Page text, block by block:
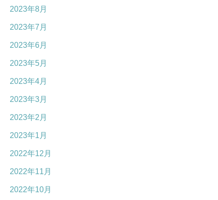
2023年8月
2023年7月
2023年6月
2023年5月
2023年4月
2023年3月
2023年2月
2023年1月
2022年12月
2022年11月
2022年10月